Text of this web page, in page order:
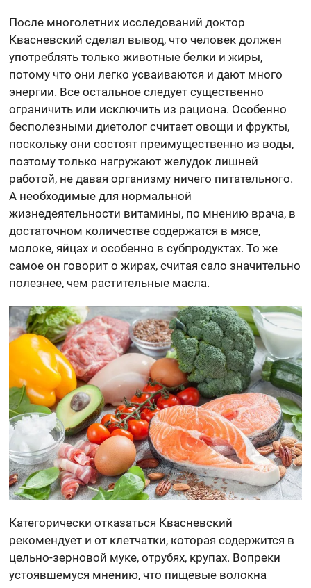
После многолетних исследований доктор
Квасневский сделал вывод, что человек должен
употреблять только животные белки и жиры,
потому что они легко усваиваются и дают много
энергии. Все остальное следует существенно
ограничить или исключить из рациона. Особенно
бесполезными диетолог считает овощи и фрукты,
поскольку они состоят преимущественно из воды,
поэтому только нагружают желудок лишней
работой, не давая организму ничего питательного.
А необходимые для нормальной
жизнедеятельности витамины, по мнению врача, в
достаточном количестве содержатся в мясе,
молоке, яйцах и особенно в субпродуктах. То же
самое он говорит о жирах, считая сало значительно
полезнее, чем растительные масла.
Категорически отказаться Квасневский
рекомендует и от клетчатки, которая содержится в
цельно-зерновой муке, отрубях, крупах. Вопреки
устоявшемуся мнению, что пищевые волокна